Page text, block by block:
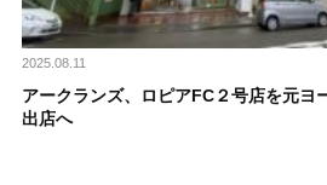
2025.08.11
アークランズ、ロピアFC２号店を元ヨ
出店へ